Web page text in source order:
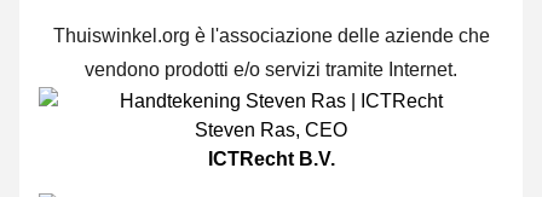
Thuiswinkel.org è l'associazione delle aziende che
vendono prodotti e/o servizi tramite Internet.
Steven Ras, CEO
ICTRecht B.V.